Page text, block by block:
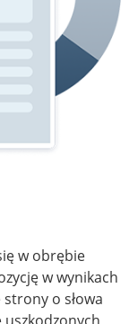
w obrębie
w wynikach
o słowa
uszkodzonych